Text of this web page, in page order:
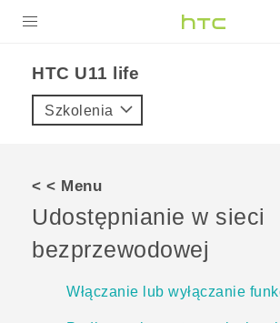
VIVE
VIVERSE
POMOC TECHNICZNA
HTC U11 life‎
Szkolenia
< < Menu
Udostępnianie w sieci
bezprzewodowej
Włączanie lub wyłączanie